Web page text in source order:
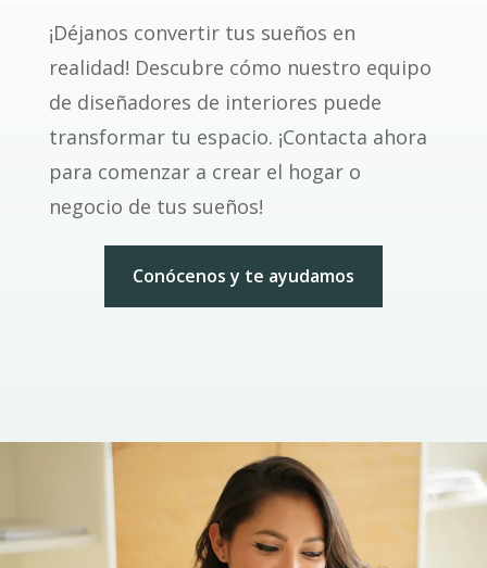
¡Déjanos convertir tus sueños en
realidad! Descubre cómo nuestro equipo
de diseñadores de interiores puede
transformar tu espacio. ¡Contacta ahora
para comenzar a crear el hogar o
negocio de tus sueños!
Conócenos y te ayudamos